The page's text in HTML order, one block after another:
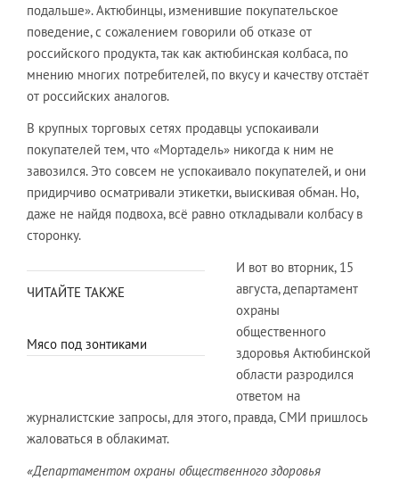
подальше». Актюбинцы, изменившие покупательское
поведение, с сожалением говорили об отказе от
российского продукта, так как актюбинская колбаса, по
мнению многих потребителей, по вкусу и качеству отстаёт
от российских аналогов.
В крупных торговых сетях продавцы успокаивали
покупателей тем, что «Мортадель» никогда к ним не
завозился. Это совсем не успокаивало покупателей, и они
придирчиво осматривали этикетки, выискивая обман. Но,
даже не найдя подвоха, всё равно откладывали колбасу в
сторонку.
ЧИТАЙТЕ ТАКЖЕ
Мясо под зонтиками
И вот во вторник, 15
августа, департамент
охраны
общественного
здоровья Актюбинской
области разродился
ответом на
журналистские запросы, для этого, правда, СМИ пришлось
жаловаться в облакимат.
«Департаментом охраны общественного здоровья